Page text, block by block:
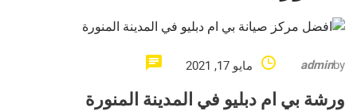
by
admin مايو 17, 2021
ورشة بي ام دبليو في المدينة المنورة